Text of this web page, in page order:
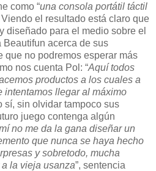
como “una consola portátil táctil
Viendo el resultado está claro que
diseñado para el medio sobre el
Beautifun acerca de sus
que no podremos esperar más
nos cuenta Pol: “Aquí todos
productos a los cuales a
intentamos llegar al máximo
sí, sin olvidar tampoco sus
juego contenga algún
no me da la gana diseñar un
que nunca se haya hecho
y sobretodo, mucha
la vieja usanza”, sentencia